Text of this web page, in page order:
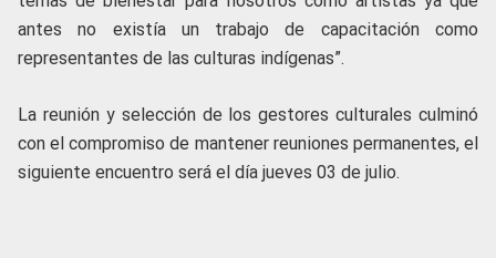
antes no existía un trabajo de capacitación como
representantes de las culturas indígenas”.
La reunión y selección de los gestores culturales culminó
con el compromiso de mantener reuniones permanentes, el
siguiente encuentro será el día jueves 03 de julio.